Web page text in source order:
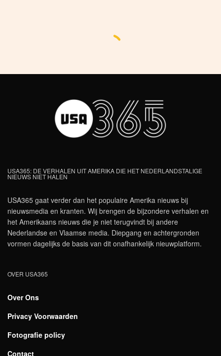
USA365: DE VERHALEN UIT AMERIKA DIE HET NEDERLANDSTALIGE
NIEUWS NIET HALEN
USA365 gaat verder dan het populaire Amerika nieuws bij
nieuwsmedia en kranten. Wij brengen de bijzondere verhalen en
het Amerikaans nieuws die je niet terugvindt bij andere
Nederlandse en Vlaamse media. Diepgang en achtergronden
vormen dagelijks de basis van dit onafhankelijk nieuwplatform.
OVER USA365
Over Ons
Privacy Voorwaarden
Fotografie policy
Contact